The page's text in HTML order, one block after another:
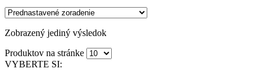
Zobrazený jediný výsledok
Produktov na stránke
VYBERTE SI: